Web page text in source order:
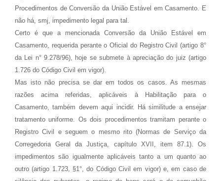
Procedimentos de Conversão da União Estável em Casamento. E
não há, smj, impedimento legal para tal.
Certo é que a mencionada Conversão da União Estável em
Casamento, requerida perante o Oficial do Registro Civil (artigo 8°
da Lei n° 9.278/96), hoje se submete à apreciação do juiz (artigo
1.726 do Código Civil em vigor).
Mas isto não precisa se dar em todos os casos. As mesmas
razões acima referidas, aplicáveis à Habilitação para o
Casamento, também devem aqui incidir. Há similitude a ensejar
tratamento uniforme. Os dois procedimentos tramitam perante o
Registro Civil e seguem o mesmo rito (Normas de Serviço da
Corregedoria Geral da Justiça, capítulo XVII, item 87.1). Os
impedimentos são igualmente aplicáveis tanto a um quanto ao
outro (artigo 1.723, §1°, do Código Civil em vigor) e, em caso de